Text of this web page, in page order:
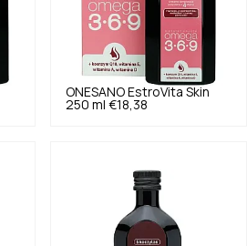
ONESANO EstroVita Skin
250 ml €18,38